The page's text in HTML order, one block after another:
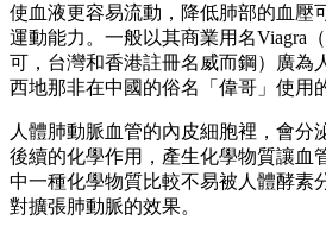
使血液更容易流動，降低肺部的血壓
運動能力。一般以其商業用名Viagra
可，台灣和香港註冊名威而鋼）廣為
西地那非在中國的俗名「偉哥」使用
人體肺動脈血管的內皮細胞裡，會分
後續的化學作用，產生化學物質讓血
中一種化學物質比較不易被人體酵素
對擴張肺動脈的效果。